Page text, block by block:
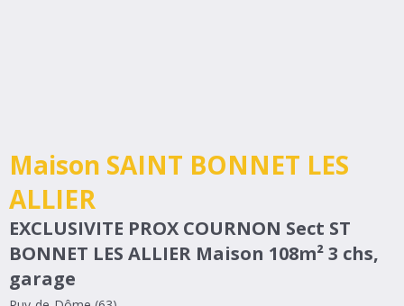
Maison SAINT BONNET LES
ALLIER
EXCLUSIVITE PROX COURNON Sect ST
BONNET LES ALLIER Maison 108m² 3 chs,
garage